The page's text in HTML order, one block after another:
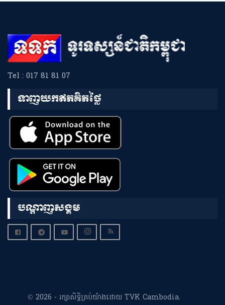
Tel : 017 81 81 07
ទាញយកឥតគិតថ្លៃ
បណ្តាញសង្គម
© 2026 - រក្សាសិទ្ធិគ្រប់យ៉ាងដោយ TVK Cambodia.